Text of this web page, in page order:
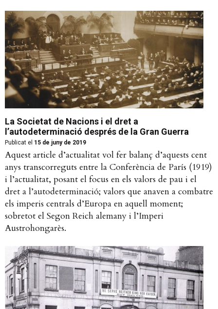
La Societat de Nacions i el dret a
l’autodeterminació després de la Gran Guerra
Publicat el 15 de juny de 2019
Aquest article d’actualitat vol fer balanç d’aquests cent
anys transcorreguts entre la Conferència de París (1919)
i l’actualitat, posant el focus en els valors de pau i el
dret a l’autodeterminació; valors que anaven a combatre
els imperis centrals d’Europa en aquell moment;
sobretot el Segon Reich alemany i l’Imperi
Austrohongarès.